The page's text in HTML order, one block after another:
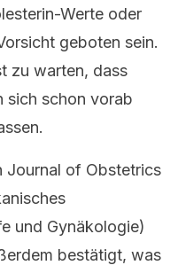
Werte oder
geboten sein.
zu warten, dass
sich schon vorab
Journal of Obstetrics
und Gynäkologie)
bestätigt, was